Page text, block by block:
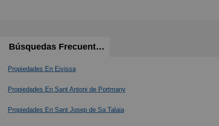
Búsquedas Frecuentes
Propiedades En Eivissa
Propiedades En Sant Antoni de Portmany
Propiedades En Sant Josep de Sa Talaia